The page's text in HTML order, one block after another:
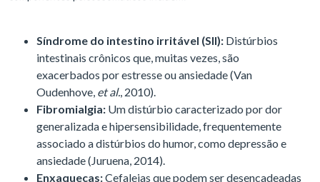
Síndrome do intestino irritável (SII): Distúrbios
intestinais crônicos que, muitas vezes, são
exacerbados por estresse ou ansiedade (Van
Oudenhove, et al., 2010).
Fibromialgia: Um distúrbio caracterizado por dor
generalizada e hipersensibilidade, frequentemente
associado a distúrbios do humor, como depressão e
ansiedade (Juruena, 2014).
Enxaquecas:Cefaleias que podem ser desencadeadas